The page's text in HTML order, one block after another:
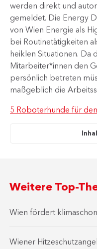
werden direkt und
gemeldet. Die Energy
von Wien Energie als
bei Routinetätigkeiten
heiklen Situationen. Da
Mitarbeiter*innen den
persönlich betreten
maßgeblich die
5 Roboterhunde für
Weitere Top-
Wien fördert
Wiener